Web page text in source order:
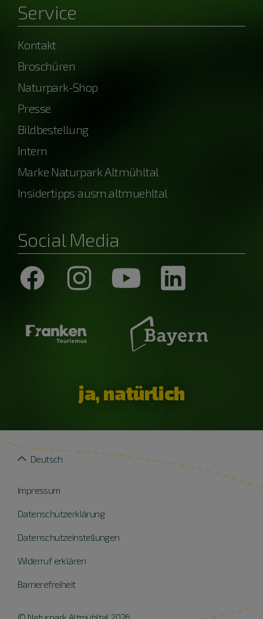
Service
Kontakt
Broschüren
Naturpark-Shop
Presse
Bildbestellung
Intern
Marke Naturpark Altmühltal
Insidertipps ausm.altmuehltal
Social Media
ja, natürlich
Impressum
Datenschutzerklärung
Datenschutzeinstellungen
Widerruf erklären
Barrierefreiheit
Deutsch